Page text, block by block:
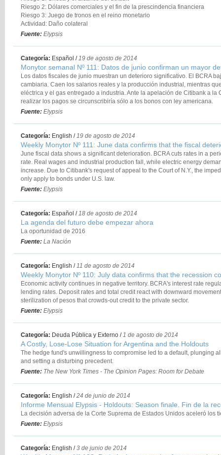
Riesgo 2: Dólares comerciales y el fin de la prescindencia financiera
Riesgo 3: Juego de tronos en el reino monetario
Actividad: Daño colateral
Estrategia: La tregua
Fuente: Elypsis
Categoría: Español /19 de agosto de 2014
Monytor semanal Nº 111: Datos de junio confirman un mayor
Los datos fiscales de junio muestran un deterioro significativo. El BCRA
cambiaria. Caen los salarios reales y la producción industrial, mientras
eléctrica y el gas entregado a industria. Ante la apelación de Citibank a la
realizar los pagos se circunscribiría sólo a los bonos con ley americana.
Fuente: Elypsis
Categoría: English /19 de agosto de 2014
Weekly Monytor Nº 111: June data confirms that the fiscal
June fiscal data shows a significant deterioration. BCRA cuts rates in a
rate. Real wages and industrial production fall, while electric energy
increase. Due to Citibank's request of appeal to the Court of N.Y., the
only apply to bonds under U.S. law.
Fuente: Elypsis
Categoría: Español /18 de agosto de 2014
La agenda del futuro debe empezar ahora
La oportunidad de 2016
Fuente: La Nación
Categoría: English /11 de agosto de 2014
Weekly Monytor Nº 110: July data confirms that the recession
Economic activity continues in negative territory. BCRA's interest rate
lending rates. Deposit rates and total credit react with downward
sterilization of pesos that crowds-out credit to the private sector.
Fuente: Elypsis
Categoría: Deuda Pública y Externo /1 de agosto de 2014
A Costly, Lose-Lose Situation for Argentina and the Holdouts
The hedge fund's unwillingness to compromise led to a default, plunging
and setting a disturbing precedent.
Fuente: The New York Times - The Opinion Pages: Room for Debate
Categoría: English /24 de junio de 2014
Informe Mensual Elypsis - Holdouts: Season finale. Fin de la
La decisión adversa de la Corte Suprema de Estados Unidos aceleró los
Fuente: Elypsis
Categoría: English /3 de junio de 2014